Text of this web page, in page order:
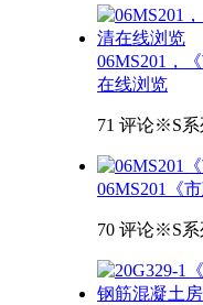
06MS201，
在线浏览
71 评论※S
06MS201《
70 评论※S